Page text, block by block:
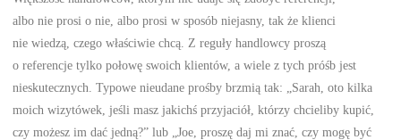
albo nie prosi o nie, albo prosi w sposób niejasny, tak że klienci
nie wiedzą, czego właściwie chcą. Z reguły handlowcy proszą
o referencje tylko połowę swoich klientów, a wiele z tych próśb jest
nieskutecznych. Typowe nieudane prośby brzmią tak: „Sarah, oto kilka
moich wizytówek, jeśli masz jakichś przyjaciół, którzy chcieliby kupić,
czy możesz im dać jedną?” lub „Joe, proszę daj mi znać, czy mogę być